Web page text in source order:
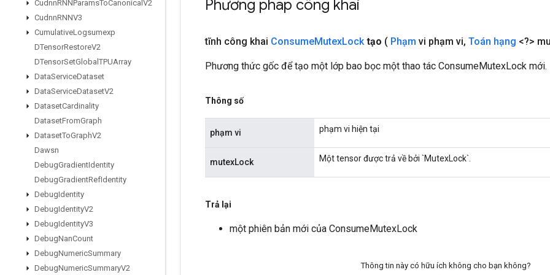
CudnnRNNParamsToCanonical V2
CudnnRNNV3
CumulativeLogsumexp
DTensorRestoreV2
DTensorSetGlobal TPUArray
DataServiceDataset
DataServiceDatasetV2
DatasetCardinality
DatasetFromGraph
DatasetToGraphV2
Dawsn
DebugGradientIdentity
DebugGradientRefIdentity
DebugIdentity
DebugIdentityV2
DebugIdentityV3
DebugNanCount
DebugNumericSummary
DebugNumericSummaryV2
Phương pháp công khai
tĩnh công khai ConsumeMutexLock tạo ( Phạm vi phạm vi, Toán hạng <?>
Phương thức gốc để tạo một lớp bao bọc một thao tác ConsumeMutexLock mới.
Thông số
phạm vi phạm vi hiện tại
mutexLock Một tensor được trả về bởi `MutexLock`.
Trả lại
một phiên bản mới của ConsumeMutexLock
Thông tin này có hữu ích không cho bạn không?